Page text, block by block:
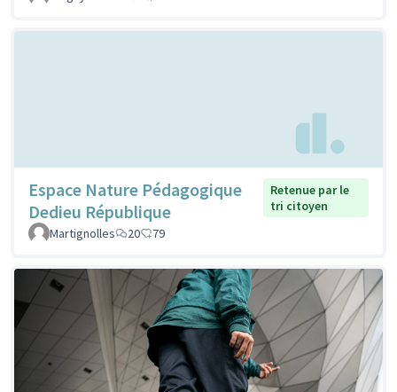
Espace Nature Pédagogique
Dedieu République
Retenue par le
tri citoyen
Martignolles
20 79